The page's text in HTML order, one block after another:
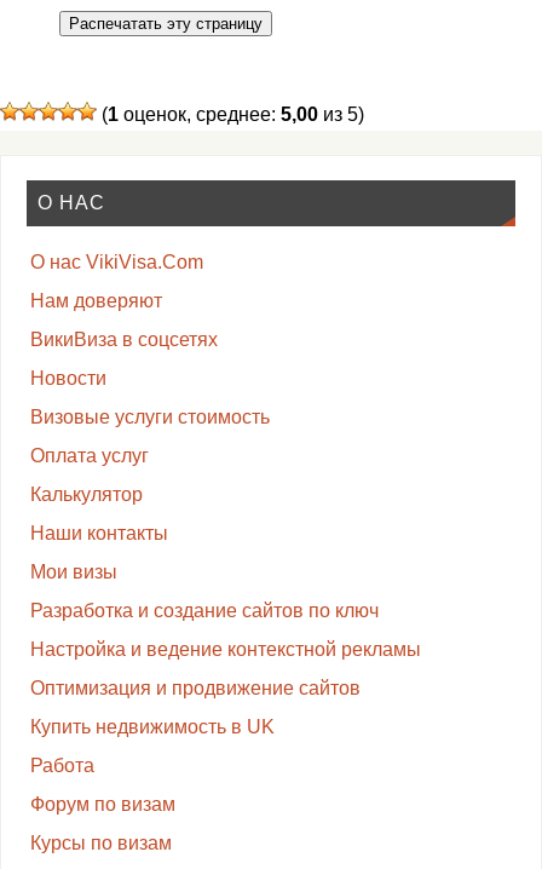
Распечатать эту страницу
(1 оценок, среднее: 5,00 из 5)
О НАС
О нас VikiVisa.Com
Нам доверяют
ВикиВиза в соцсетях
Новости
Визовые услуги стоимость
Оплата услуг
Калькулятор
Наши контакты
Мои визы
Разработка и создание сайтов по ключ
Настройка и ведение контекстной рекламы
Оптимизация и продвижение сайтов
Купить недвижимость в UK
Работа
Форум по визам
Курсы по визам